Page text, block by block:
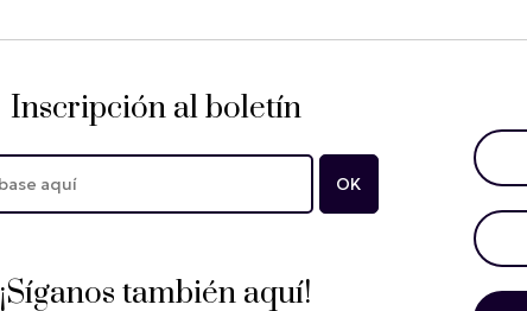
Inscripción al boletín
¡Síganos también aquí!